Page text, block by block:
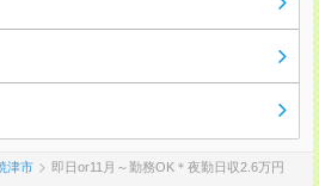
津市
即日or11月～勤務OK＊夜勤日収2.6万円